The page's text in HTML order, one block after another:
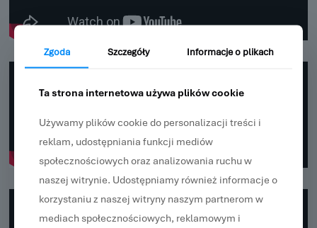
Zgoda Szczegóły Informacje o plikach
Ta strona internetowa używa plików cookie
Używamy plików cookie do personalizacji treści i
reklam, udostępniania funkcji mediów
społecznościowych oraz analizowania ruchu w
naszej witrynie. Udostępniamy również informacje o
korzystaniu z naszej witryny naszym partnerom w
mediach społecznościowych, reklamowym i